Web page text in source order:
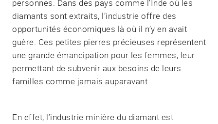
personnes. Dans des pays comme l’Inde où les
diamants sont extraits, l’industrie offre des
opportunités économiques là où il n’y en avait
guère. Ces petites pierres précieuses représentent
une grande émancipation pour les femmes, leur
permettant de subvenir aux besoins de leurs
familles comme jamais auparavant.
En effet, l’industrie minière du diamant est